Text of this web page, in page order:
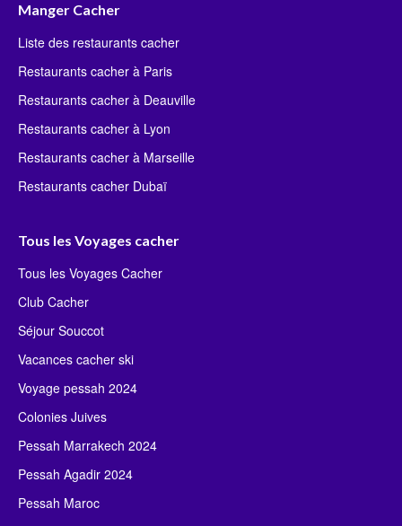
Manger Cacher
Liste des restaurants cacher
Restaurants cacher à Paris
Restaurants cacher à Deauville
Restaurants cacher à Lyon
Restaurants cacher à Marseille
Restaurants cacher Dubaï
Tous les Voyages cacher
Tous les Voyages Cacher
Club Cacher
Séjour Souccot
Vacances cacher ski
Voyage pessah 2024
Colonies Juives
Pessah Marrakech 2024
Pessah Agadir 2024
Pessah Maroc